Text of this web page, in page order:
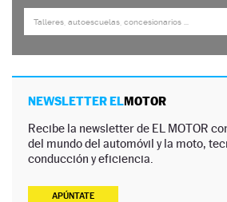
NEWSLETTER ELMOTOR
Recibe la newsletter de EL MOTOR
del mundo del automóvil y la moto,
conducción y eficiencia.
APÚNTATE